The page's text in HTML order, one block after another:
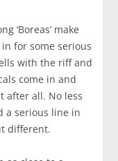
‘Boreas’ make
for some serious
with the riff and
come in and
after all. No less
a serious line in
different.